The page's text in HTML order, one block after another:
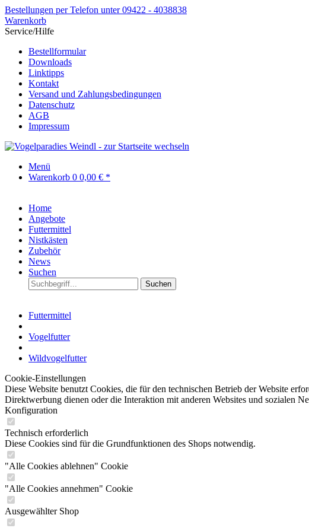
Bestellungen per Telefon unter 09422 - 4038838
Warenkorb
Service/Hilfe
Bestellformular
Downloads
Linktipps
Kontakt
Versand und Zahlungsbedingungen
Datenschutz
AGB
Impressum
Menü
Warenkorb 0 0,00 € *
Home
Angebote
Futtermittel
Nistkästen
Zubehör
News
Suchen
Suchen
Futtermittel
Vogelfutter
Wildvogelfutter
Cookie-Einstellungen
Diese Website benutzt Cookies, die für den technischen Betrieb der Website
Direktwerbung dienen oder die Interaktion mit anderen Websites und sozialen
Konfiguration
Technisch erforderlich
Diese Cookies sind für die Grundfunktionen des Shops notwendig.
"Alle Cookies ablehnen" Cookie
"Alle Cookies annehmen" Cookie
Ausgewählter Shop